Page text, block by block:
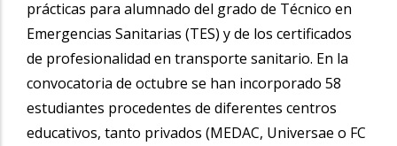
prácticas para alumnado del grado de Técnico en
Emergencias Sanitarias (TES) y de los certificados
de profesionalidad en transporte sanitario. En la
convocatoria de octubre se han incorporado 58
estudiantes procedentes de diferentes centros
educativos, tanto privados (MEDAC, Universae o FC